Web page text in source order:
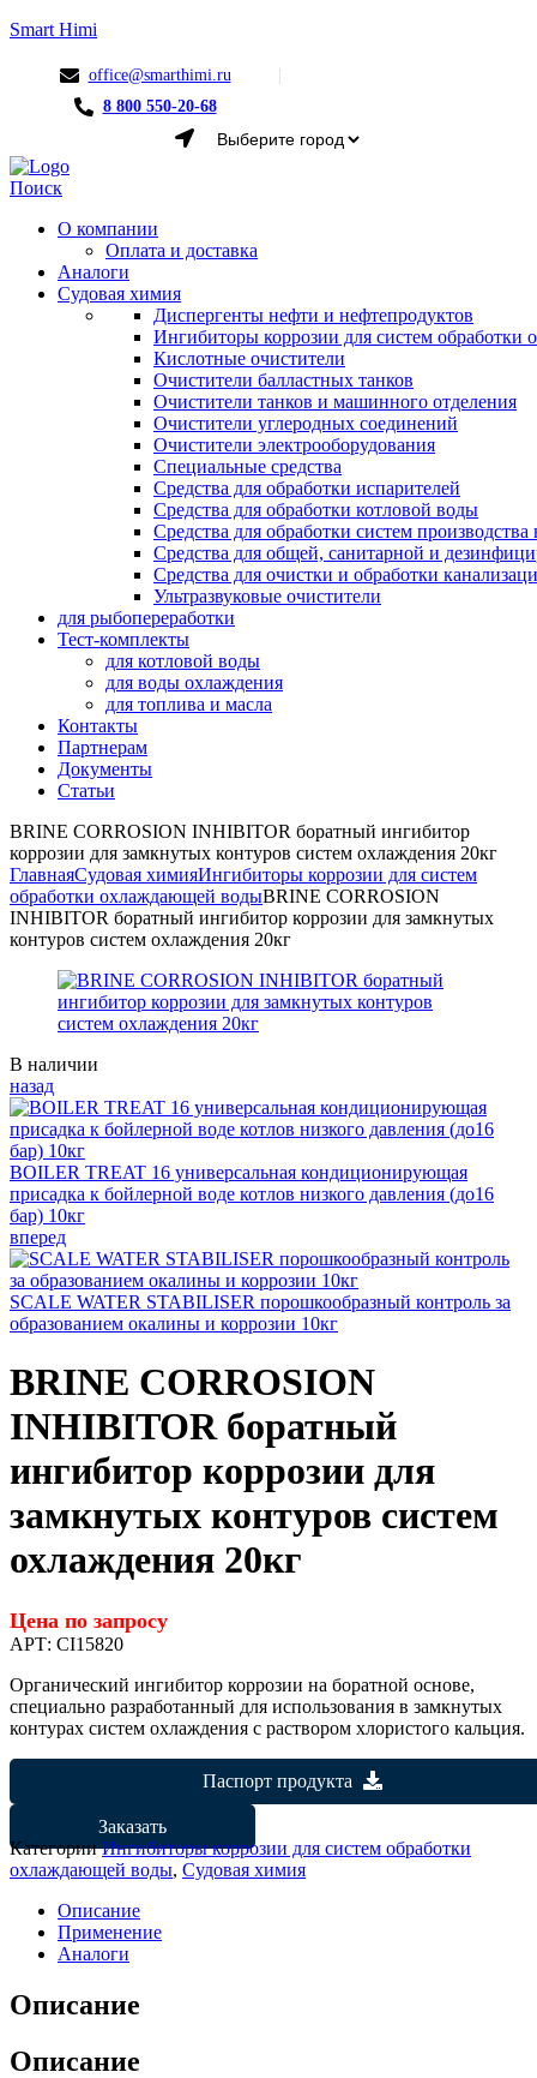
Smart Himi
8 800 550-20-68
office@smarthimi.ru
Menu
Поиск
О компании
Оплата и доставка
Аналоги
Судовая химия
Диспергенты нефти и нефтепродуктов
Ингибиторы коррозии для систем
Кислотные очистители
Очистители балластных танков
Очистители танков и машинного отделения
Очистители углеродных соединений
Очистители электрооборудования
Специальные средства
Средства для обработки испарителей
Средства для обработки котловой воды
Средства для обработки систем
Средства для общей, санитарной и
Средства для очистки и обработки
Ультразвуковые очистители
для рыбопереработки
Тест-комплекты
для котловой воды
для воды охлаждения
для топлива и масла
Контакты
Партнерам
Документы
Статьи
BRINE CORROSION INHIBITOR боратный ингибитор
коррозии для замкнутых контуров систем охлаждения 20кг
ГлавнаяСудовая химияИнгибиторы коррозии для систем
обработки охлаждающей водыBRINE CORROSION
INHIBITOR боратный ингибитор коррозии для замкнутых
контуров систем охлаждения 20кг
Availability:
В наличии
назад
BOILER TREAT 16 универсальная кондиционирующая
присадка к бойлерной воде котлов низкого давления (до16
бар) 10кг
вперед
SCALE WATER STABILISER порошкообразный контроль за
образованием окалины и коррозии 10кг
BRINE CORROSION
INHIBITOR боратный
ингибитор коррозии для
замкнутых контуров систем
охлаждения 20кг
Цена по запросу
АРТ: CI15820
Органический ингибитор коррозии на боратной основе,
специально разработанный для использования в замкнутых
контурах систем охлаждения с раствором хлористого кальция.
Паспорт продукта
Заказать
КатегорииИнгибиторы коррозии для систем обработки
охлаждающей воды, Судовая химия
Описание
Применение
Аналоги
Описание
Описание